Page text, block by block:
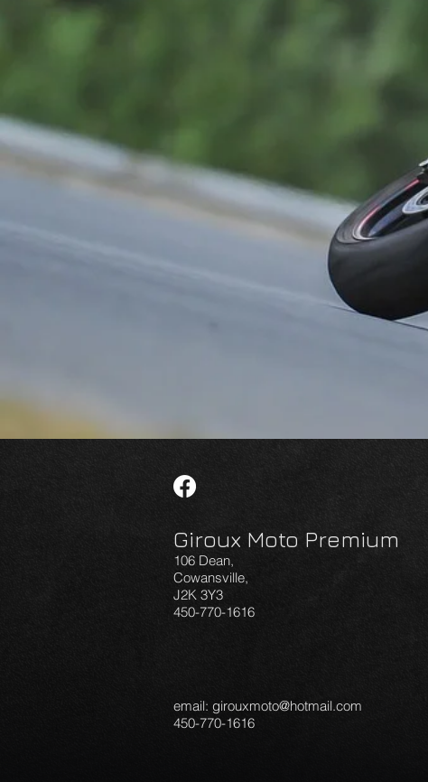
Giroux Moto Premium
106 Dean,
Cowansville,
J2K 3Y3
450-770-1616
email: girouxmoto@hotmail.com
450-770-1616